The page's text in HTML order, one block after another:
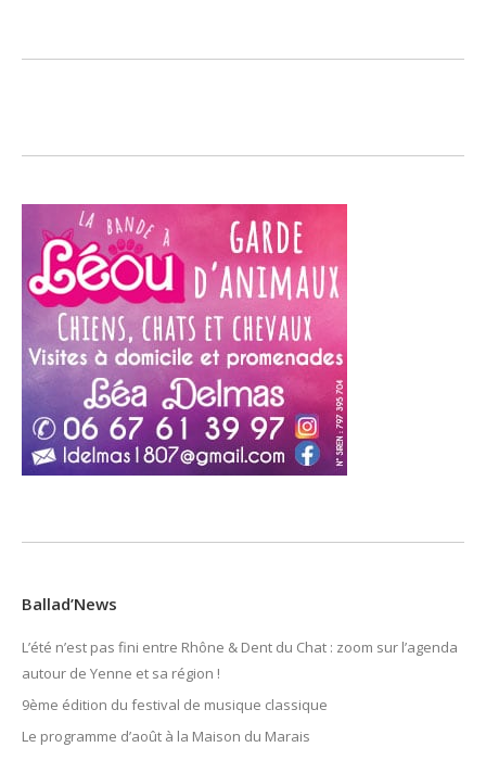
Ballad’News
L’été n’est pas fini entre Rhône & Dent du Chat : zoom sur l’agenda
autour de Yenne et sa région !
9ème édition du festival de musique classique
Le programme d’août à la Maison du Marais